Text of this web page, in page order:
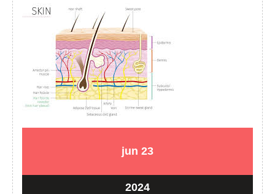
Geboortezorg
jun 23
2024
2323
202423